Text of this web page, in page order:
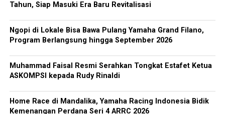
Tahun, Siap Masuki Era Baru Revitalisasi
Ngopi di Lokale Bisa Bawa Pulang Yamaha Grand Filano,
Program Berlangsung hingga September 2026
Muhammad Faisal Resmi Serahkan Tongkat Estafet Ketua
ASKOMPSI kepada Rudy Rinaldi
Home Race di Mandalika, Yamaha Racing Indonesia Bidik
Kemenangan Perdana Seri 4 ARRC 2026